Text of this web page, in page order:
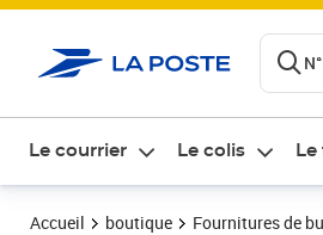
Le courrier Le colis
Accueil boutique Fournitures de